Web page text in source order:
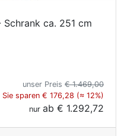
ca. 251 cm
unser Preis € 1.469,00
Sie sparen € 176,28 (≈ 12%)
nur ab € 1.292,72